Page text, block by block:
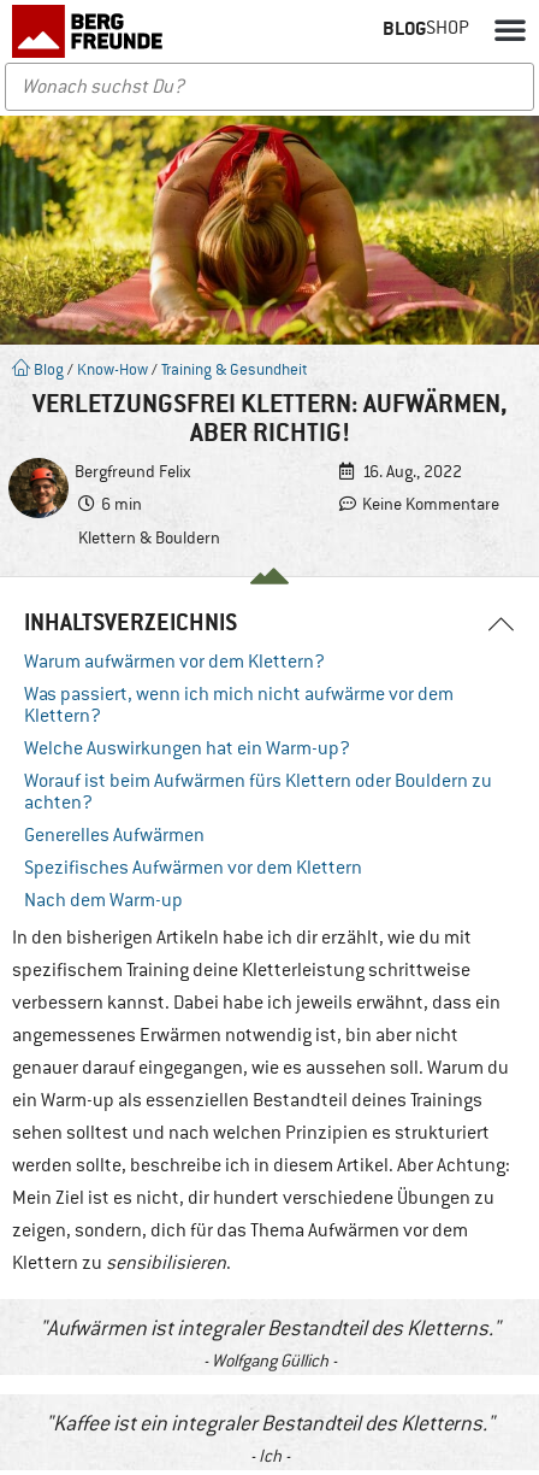
BLOGSHOP
Blog / Know-How/Training & Gesundheit
VERLETZUNGSFREI KLETTERN: AUFWÄRMEN,
ABER RICHTIG!
Bergfreund Felix
16. Aug., 2022
6 min
Keine Kommentare
Klettern & Bouldern
INHALTSVERZEICHNIS
Warum aufwärmen vor dem Klettern?
Was passiert, wenn ich mich nicht aufwärme vor dem
Klettern?
Welche Auswirkungen hat ein Warm-up?
Worauf ist beim Aufwärmen fürs Klettern oder Bouldern zu
achten?
Generelles Aufwärmen
Spezifisches Aufwärmen vor dem Klettern
Nach dem Warm-up
In den bisherigen Artikeln habe ich dir erzählt, wie du mit
spezifischem Training deine Kletterleistung schrittweise
verbessern kannst. Dabei habe ich jeweils erwähnt, dass ein
angemessenes Erwärmen notwendig ist, bin aber nicht
genauer darauf eingegangen, wie es aussehen soll. Warum du
ein Warm-up als essenziellen Bestandteil deines Trainings
sehen solltest und nach welchen Prinzipien es strukturiert
werden sollte, beschreibe ich in diesem Artikel. Aber Achtung:
Mein Ziel ist es nicht, dir hundert verschiedene Übungen zu
zeigen, sondern, dich für das Thema Aufwärmen vor dem
Klettern zu sensibilisieren.
Aufwärmen ist integraler Bestandteil des Kletterns.
Wolfgang Güllich
Kaffee ist ein integraler Bestandteil des Kletterns.
Ich